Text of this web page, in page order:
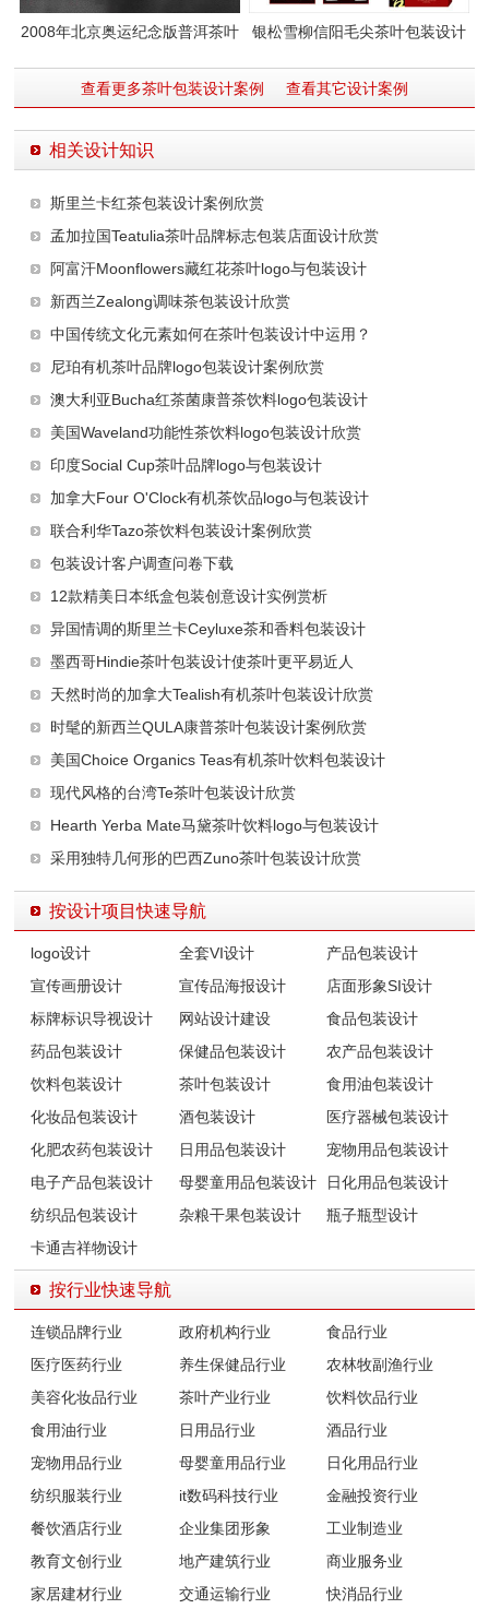
2008年北京奥运纪念版普洱茶叶
银松雪柳信阳毛尖茶叶包装设计
查看更多茶叶包装设计案例 查看其它设计案例
相关设计知识
斯里兰卡红茶包装设计案例欣赏
孟加拉国Teatulia茶叶品牌标志包装店面设计欣赏
阿富汗Moonflowers藏红花茶叶logo与包装设计
新西兰Zealong调味茶包装设计欣赏
中国传统文化元素如何在茶叶包装设计中运用？
尼珀有机茶叶品牌logo包装设计案例欣赏
澳大利亚Bucha红茶菌康普茶饮料logo包装设计
美国Waveland功能性茶饮料logo包装设计欣赏
印度Social Cup茶叶品牌logo与包装设计
加拿大Four O'Clock有机茶饮品logo与包装设计
联合利华Tazo茶饮料包装设计案例欣赏
包装设计客户调查问卷下载
12款精美日本纸盒包装创意设计实例赏析
异国情调的斯里兰卡Ceyluxe茶和香料包装设计
墨西哥Hindie茶叶包装设计使茶叶更平易近人
天然时尚的加拿大Tealish有机茶叶包装设计欣赏
时髦的新西兰QULA康普茶叶包装设计案例欣赏
美国Choice Organics Teas有机茶叶饮料包装设计
现代风格的台湾Te茶叶包装设计欣赏
Hearth Yerba Mate马黛茶叶饮料logo与包装设计
采用独特几何形的巴西Zuno茶叶包装设计欣赏
按设计项目快速导航
logo设计 全套VI设计
产品包装设计
宣传画册设计
宣传品海报设计
店面形象SI设计
标牌标识导视设计
网站设计建设
食品包装设计
药品包装设计
保健品包装设计
农产品包装设计
饮料包装设计
茶叶包装设计
食用油包装设计
化妆品包装设计
酒包装设计
医疗器械包装设计
化肥农药包装设计
日用品包装设计
宠物用品包装设计
电子产品包装设计
母婴童用品包装设计
日化用品包装设计
纺织品包装设计
杂粮干果包装设计
瓶子瓶型设计
卡通吉祥物设计
按行业快速导航
连锁品牌行业 政府机构行业
食品行业
医疗医药行业
养生保健品行业
农林牧副渔行业
美容化妆品行业
茶叶产业行业
饮料饮品行业
食用油行业
日用品行业
酒品行业
宠物用品行业
母婴童用品行业
日化用品行业
纺织服装行业
it数码科技行业
金融投资行业
餐饮酒店行业
企业集团形象
工业制造业
教育文创行业
地产建筑行业
商业服务业
家居建材行业
交通运输行业 快消品行业